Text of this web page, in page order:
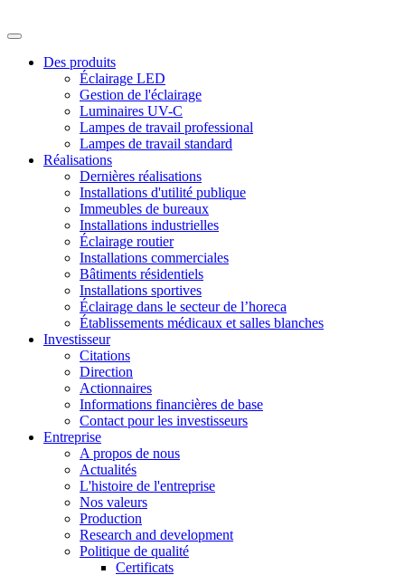
Des produits
Éclairage LED
Gestion de l'éclairage
Luminaires UV-C
Lampes de travail professional
Lampes de travail standard
Réalisations
Dernières réalisations
Installations d'utilité publique
Immeubles de bureaux
Installations industrielles
Éclairage routier
Installations commerciales
Bâtiments résidentiels
Installations sportives
Éclairage dans le secteur de l’horeca
Établissements médicaux et salles blanches
Investisseur
Citations
Direction
Actionnaires
Informations financières de base
Contact pour les investisseurs
Entreprise
A propos de nous
Actualités
L'histoire de l'entreprise
Nos valeurs
Production
Research and development
Politique de qualité
Certificats